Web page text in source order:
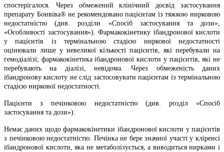
спостерігалося. Через обмежений клінічний досвід застосування
препарату Бонвіва® не рекомендовано пацієнтам із тяжкою нирковою
недостатністю (див. розділи «Спосіб застосування та дози»,
«Особливості застосування»). Фармакокінетику ібандронової кислоти
у пацієнтів із термінальною стадією ниркової недостатності
оцінювали лише у невеликої кількості пацієнтів, які перебували на
гемодіалізі; фармакокінетика ібандронової кислоти у пацієнтів, які не
перебувають на діалізі, невідома. Через обмеженість даних
ібандронову кислоту не слід застосовувати пацієнтам із термінальною
стадією ниркової недостатності.
Пацієнти з печінковою недостатністю (див. розділ «Спосіб
застосування та дози»).
Немає даних щодо фармакокінетики ібандронової кислоти у пацієнтів
з печінковою недостатністю. Печінка не бере значної участі у кліренсі
ібандронової кислоти, яка не метаболізується, а виводиться нирками і